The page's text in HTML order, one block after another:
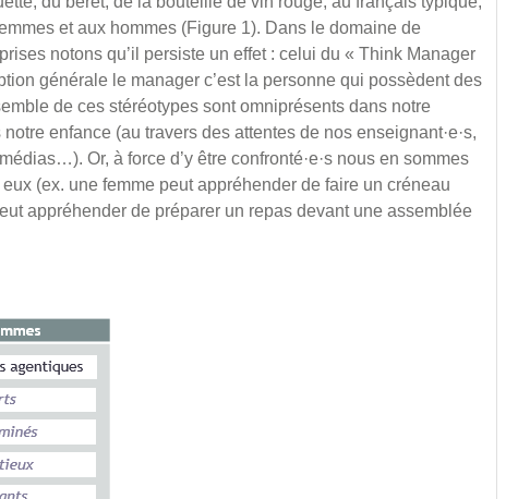
et aux hommes (Figure 1). Dans le domaine de
notons qu’il persiste un effet : celui du « Think Manager
générale le manager c’est la personne qui possèdent des
de ces stéréotypes sont omniprésents dans notre
enfance (au travers des attentes de nos enseignant·e·s,
Or, à force d’y être confronté·e·s nous en sommes
(ex. une femme peut appréhender de faire un créneau
appréhender de préparer un repas devant une assemblée